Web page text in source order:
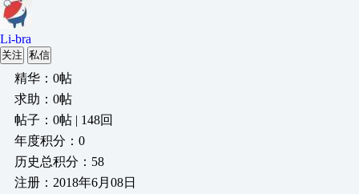
Li-bra
关注 私信
精华：0帖
求助：0帖
帖子：0帖 | 148回
年度积分：0
历史总积分：58
注册：2018年6月08日